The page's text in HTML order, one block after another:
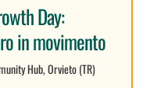
Day:
in movimento
Hub, Orvieto (TR)